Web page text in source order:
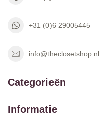
+31 (0)6 29005445
info@theclosetshop.nl
Categorieën
Informatie